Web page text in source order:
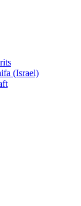
(Israel)